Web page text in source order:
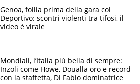
Genoa, follia prima della gara col
Deportivo: scontri violenti tra tifosi, il
video è virale
Mondiali, l’Italia più bella di sempre:
Inzoli come Howe, Doualla oro e record
con la staffetta, Di Fabio dominatrice